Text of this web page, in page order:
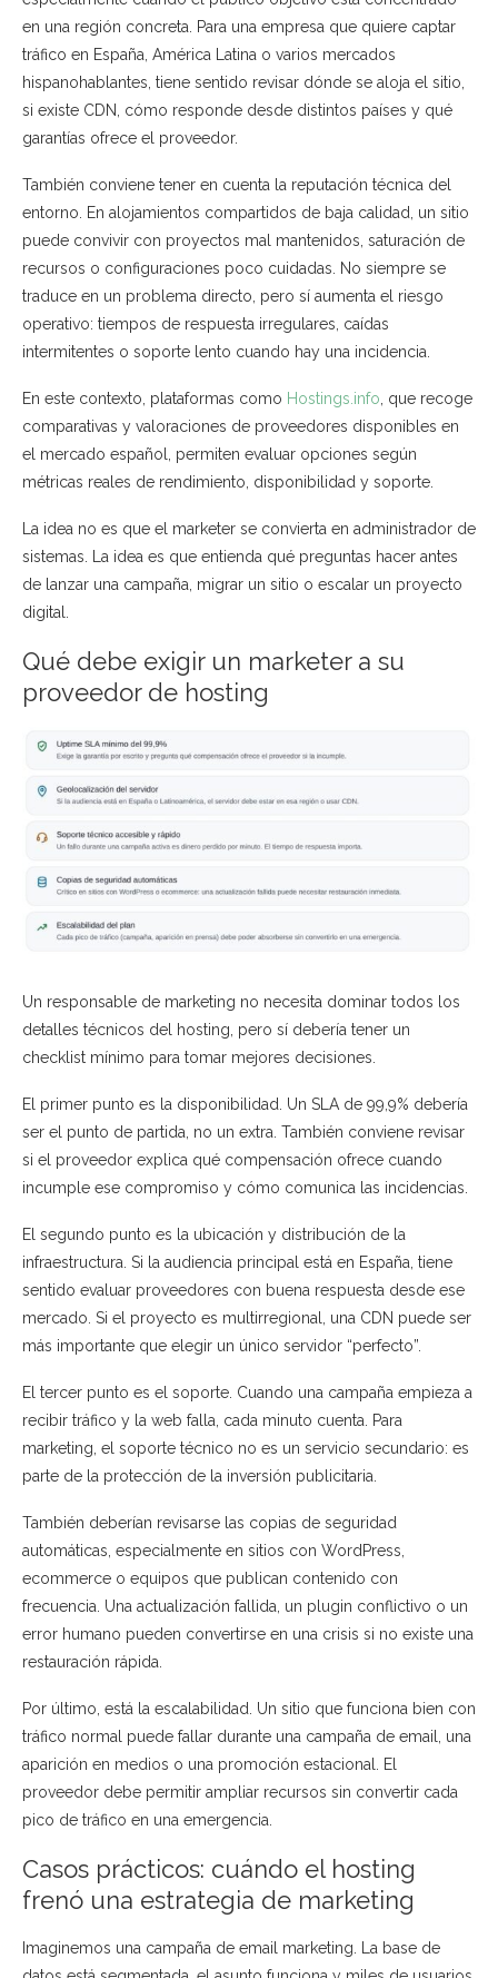
en una región concreta. Para una empresa que quiere captar
tráfico en España, América Latina o varios mercados
hispanohablantes, tiene sentido revisar dónde se aloja el sitio,
si existe CDN, cómo responde desde distintos países y qué
garantías ofrece el proveedor.
También conviene tener en cuenta la reputación técnica del
entorno. En alojamientos compartidos de baja calidad, un sitio
puede convivir con proyectos mal mantenidos, saturación de
recursos o configuraciones poco cuidadas. No siempre se
traduce en un problema directo, pero sí aumenta el riesgo
operativo: tiempos de respuesta irregulares, caídas
intermitentes o soporte lento cuando hay una incidencia.
En este contexto, plataformas como Hostings.info, que recoge
comparativas y valoraciones de proveedores disponibles en
el mercado español, permiten evaluar opciones según
métricas reales de rendimiento, disponibilidad y soporte.
La idea no es que el marketer se convierta en administrador de
sistemas. La idea es que entienda qué preguntas hacer antes
de lanzar una campaña, migrar un sitio o escalar un proyecto
digital.
Qué debe exigir un marketer a su
proveedor de hosting
Un responsable de marketing no necesita dominar todos los
detalles técnicos del hosting, pero sí debería tener un
checklist mínimo para tomar mejores decisiones.
El primer punto es la disponibilidad. Un SLA de 99,9% debería
ser el punto de partida, no un extra. También conviene revisar
si el proveedor explica qué compensación ofrece cuando
incumple ese compromiso y cómo comunica las incidencias.
El segundo punto es la ubicación y distribución de la
infraestructura. Si la audiencia principal está en España, tiene
sentido evaluar proveedores con buena respuesta desde ese
mercado. Si el proyecto es multirregional, una CDN puede ser
más importante que elegir un único servidor “perfecto”.
El tercer punto es el soporte. Cuando una campaña empieza a
recibir tráfico y la web falla, cada minuto cuenta. Para
marketing, el soporte técnico no es un servicio secundario: es
parte de la protección de la inversión publicitaria.
También deberían revisarse las copias de seguridad
automáticas, especialmente en sitios con WordPress,
ecommerce o equipos que publican contenido con
frecuencia. Una actualización fallida, un plugin conflictivo o un
error humano pueden convertirse en una crisis si no existe una
restauración rápida.
Por último, está la escalabilidad. Un sitio que funciona bien con
tráfico normal puede fallar durante una campaña de email, una
aparición en medios o una promoción estacional. El
proveedor debe permitir ampliar recursos sin convertir cada
pico de tráfico en una emergencia.
Casos prácticos: cuándo el hosting
frenó una estrategia de marketing
Imaginemos una campaña de email marketing. La base de